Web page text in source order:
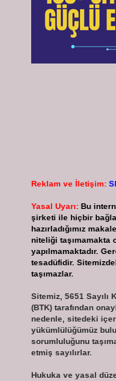
Reklam ve İletişim:
Yasal Uyarı: Bu
şirketi ile hiçbir
hazırladığımız
niteliği taşımamakta
yapılmamaktadır.
tesadüfidir.
taşımazlar.
Sitemiz, 5651
(BTK) tarafından
nedenle, sitedeki
yükümlülüğümüz
sorumluluğunu
etmiş sayılırlar.
Hukuka ve yasal